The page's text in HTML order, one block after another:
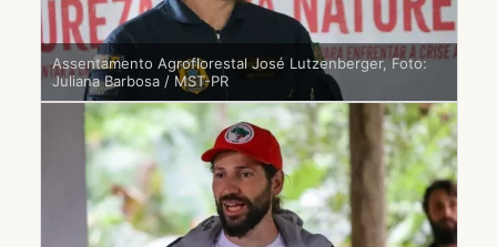
Assentamento Agroflorestal José Lutzenberger, Foto:
Juliana Barbosa / MST-PR